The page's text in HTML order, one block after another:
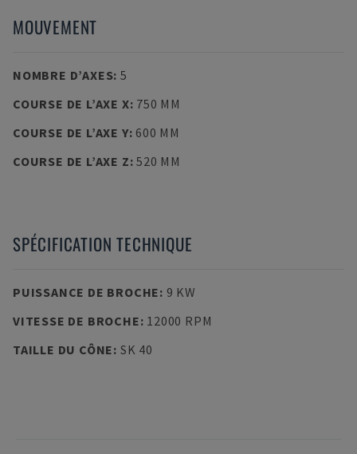
MOUVEMENT
NOMBRE D’AXES: 5
COURSE DE L’AXE X: 750 MM
COURSE DE L’AXE Y: 600 MM
COURSE DE L’AXE Z:520 MM
SPÉCIFICATION TECHNIQUE
PUISSANCE DE BROCHE: 9 KW
VITESSE DE BROCHE: 12000 RPM
TAILLE DU CÔNE: SK 40